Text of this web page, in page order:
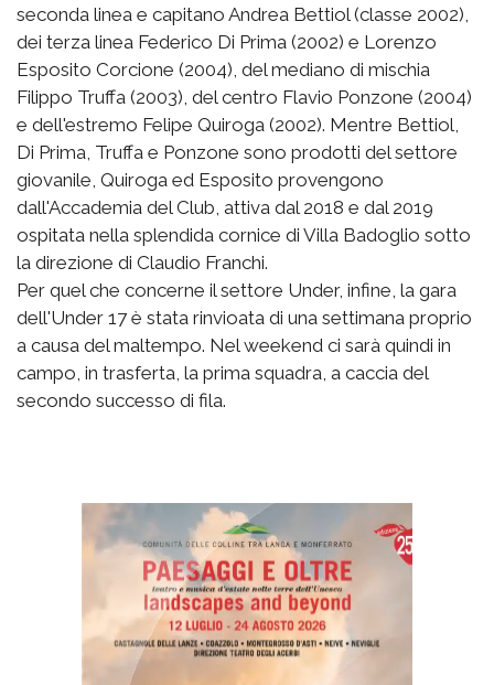
seconda linea e capitano Andrea Bettiol (classe 2002),
dei terza linea Federico Di Prima (2002) e Lorenzo
Esposito Corcione (2004), del mediano di mischia
Filippo Truffa (2003), del centro Flavio Ponzone (2004)
e dell'estremo Felipe Quiroga (2002). Mentre Bettiol,
Di Prima, Truffa e Ponzone sono prodotti del settore
giovanile, Quiroga ed Esposito provengono
dall'Accademia del Club, attiva dal 2018 e dal 2019
ospitata nella splendida cornice di Villa Badoglio sotto
la direzione di Claudio Franchi.
Per quel che concerne il settore Under, infine, la gara
dell'Under 17 è stata rinvioata di una settimana proprio
a causa del maltempo. Nel weekend ci sarà quindi in
campo, in trasferta, la prima squadra, a caccia del
secondo successo di fila.